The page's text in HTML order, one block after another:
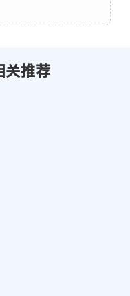
关推荐